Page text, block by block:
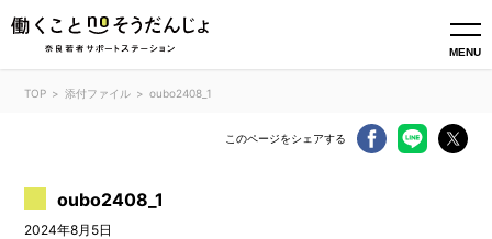
MENU
TOP 添付ファイル oubo2408_1
このページをシェアする
oubo2408_1
2024年8月5日